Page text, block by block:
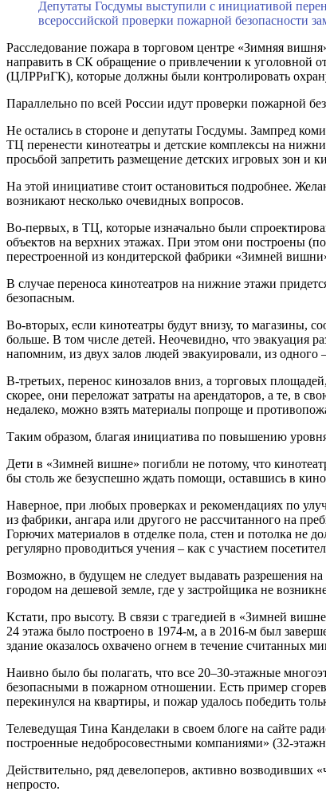
Депутаты Госдумы выступили с инициативой
всероссийской проверки пожарной безопасности
Расследование пожара в торговом центре «Зимняя
направить в СК обращение о привлечении к уголовной
(ЦЛРРиГК), которые должны были контролировать
Параллельно по всей России идут проверки пожарной
Не остались в стороне и депутаты Госдумы. Зампред
ТЦ перенести кинотеатры и детские комплексы на
просьбой запретить размещение детских игровых зон и
На этой инициативе стоит остановиться подробнее.
возникают несколько очевидных вопросов.
Во-первых, в ТЦ, которые изначально были
объектов на верхних этажах. При этом они построены
перестроенной из кондитерской фабрики «Зимней
В случае переноса кинотеатров на нижние этажи
безопасным.
Во-вторых, если кинотеатры будут внизу, то магазины,
больше. В том числе детей. Неочевидно, что эвакуация
напомним, из двух залов людей эвакуировали, из
В-третьих, перенос кинозалов вниз, а торговых
скорее, они переложат затраты на арендаторов, а те, в
недалеко, можно взять материалы попроще и
Таким образом, благая инициатива по повышению
Дети в «Зимней вишне» погибли не потому, что
бы столь же безуспешно ждать помощи, оставшись в
Наверное, при любых проверках и рекомендациях по
из фабрики, ангара или другого не рассчитанного на
Горючих материалов в отделке пола, стен и потолка не
регулярно проводиться учения – как с участием
Возможно, в будущем не следует выдавать разрешения
городом на дешевой земле, где у застройщика не
Кстати, про высоту. В связи с трагедией в «Зимней
24 этажа было построено в 1974-м, а в 2016-м был
здание оказалось охвачено огнем в течение считанных
Наивно было бы полагать, что все 20–30-этажные
безопасными в пожарном отношении. Есть пример
перекинулся на квартиры, и пожар удалось победить
Телеведущая Тина Канделаки в своем блоге на сайте
построенные недобросовестными компаниями» (32-
Действительно, ряд девелоперов, активно возводивших
непросто.